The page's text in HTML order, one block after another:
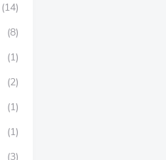
(14)
(8)
(1)
(2)
(1)
(1)
(3)